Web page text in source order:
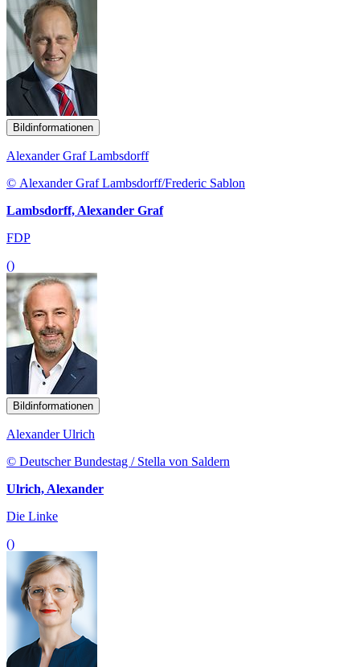
Bildinformationen
Alexander Graf Lambsdorff
© Alexander Graf Lambsdorff/Frederic Sablon
Lambsdorff, Alexander Graf
FDP
()
Bildinformationen
Alexander Ulrich
© Deutscher Bundestag / Stella von Saldern
Ulrich, Alexander
Die Linke
()